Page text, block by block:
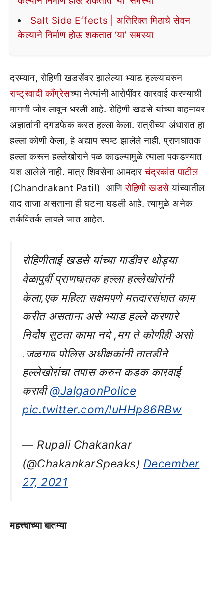
Salt Side Effects | अतिरिक्त मिठाचे सेवन
केल्याने निर्माण होऊ शकतात ‘या’ समस्या
दरम्यान, रोहिणी खडसेंवर झालेल्या भ्याड हल्ल्यावरुन
राष्ट्रवादी काँग्रेसच्या नेत्यांनी आरोपींवर कारवाई करण्याची
मागणी जोर लावून धरली आहे. रोहिणी खडसे यांच्या वाहनावर
अज्ञातांनी दगडफेक करत हल्ला केला. रात्रीच्या अंधारात हा
हल्ला कोणी केला, हे अद्याप स्पष्ट झालेले नाही. प्राणघातक
हल्ला करून हल्लेखोराने पळ काढल्यामुळे त्याला पकडण्यात
यश आलेले नाही. मात्र शिवसेना आमदारचंद्रकांत पाटील
(Chandrakant Patil) आणि रोहिणी खडसेयांच्यातील
वाद ताजा असताना ही घटना घडली आहे. त्यामुळे अनेक
तर्कवितर्क लावले जात आहेत.
रोहिणीताई खडसे यांच्या गाडीवर थोड्या
वेळापुर्वी प्राणघातक हल्ला हल्लेखोरांनी
केला,एक महिला सक्षमपणे मतदारसंघात काम
करीत असताना असे भ्याड हल्ले करणारे
निर्दोष सुटता कामा नये ,मग ते कोणीही असो
.जळगाव पोलिस अधीक्षकांनी तातडीने
हल्लेखोरांचा तपास करुन कडक कारवाई
करावी@JalgaonPolice
pic.twitter.com/IuHHp86RBw
— Rupali Chakankar
(@ChakankarSpeaks) December
27, 2021
महत्त्वाच्या बातम्या